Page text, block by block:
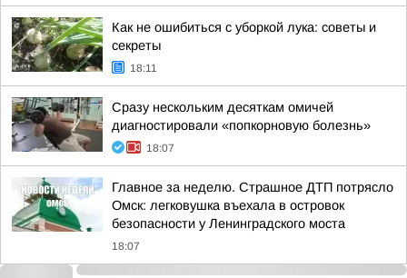
Как не ошибиться с уборкой лука: советы и
секреты
18:11
Сразу нескольким десяткам омичей
диагностировали «попкорновую болезнь»
18:07
Главное за неделю. Страшное ДТП потрясло
Омск: легковушка въехала в островок
безопасности у Ленинградского моста
18:07